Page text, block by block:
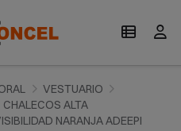
VESTUARIO
CHALECOS ALTA
NARANJA ADEEPI